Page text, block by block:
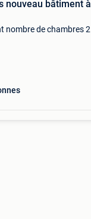
nouveau bâtiment à
nombre de chambres 2